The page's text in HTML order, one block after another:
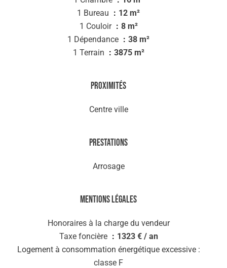
1 Bureau
12 m²
1 Couloir
8 m²
1 Dépendance
38 m²
1 Terrain
3875 m²
Proximités
Centre ville
Prestations
Arrosage
Mentions légales
Honoraires à la charge du vendeur
Taxe foncière
1323 € / an
Logement à consommation énergétique excessive :
classe F